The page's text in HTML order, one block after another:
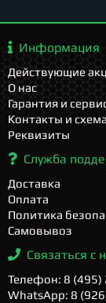
Информация
Действующие
О нас
Гарантия и
Контакты и
Реквизиты
Служба
Доставка
Оплата
Политика
Самовывоз
Связаться с
Телефон: 8 (495)
WhatsApp: 8